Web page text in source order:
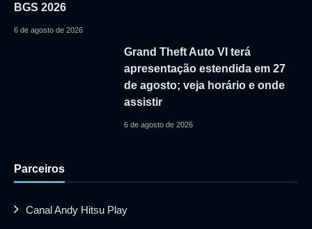
BGS 2026
6 de agosto de 2026
Grand Theft Auto VI terá
apresentação estendida em 27
de agosto; veja horário e onde
assistir
6 de agosto de 2026
Parceiros
Canal Andy Hitsu Play